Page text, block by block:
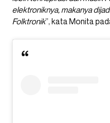
elektroniknya, makanya
Folktronik”, kata Monita